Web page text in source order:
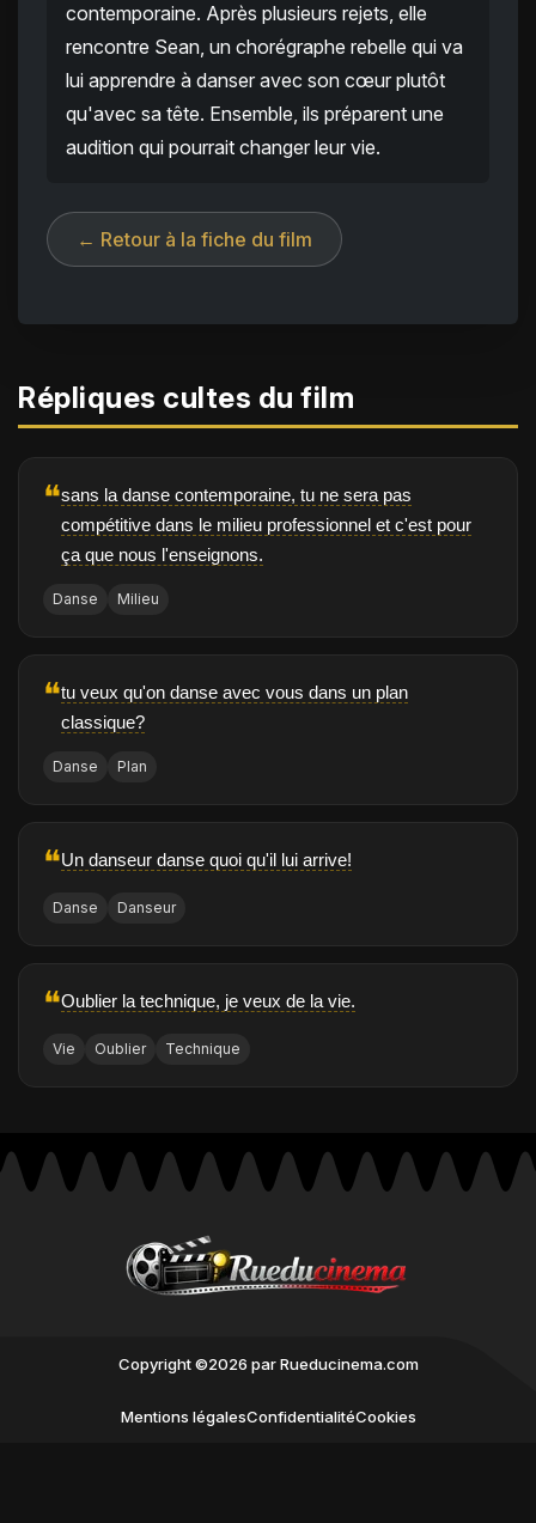
contemporaine. Après plusieurs rejets, elle
rencontre Sean, un chorégraphe rebelle qui va
lui apprendre à danser avec son cœur plutôt
qu'avec sa tête. Ensemble, ils préparent une
audition qui pourrait changer leur vie.
← Retour à la fiche du film
Répliques cultes du film
❝sans la danse contemporaine, tu ne sera pas
compétitive dans le milieu professionnel et c'est pour
ça que nous l'enseignons.
Danse Milieu
❝tu veux qu'on danse avec vous dans un plan
classique?
Danse Plan
❝Un danseur danse quoi qu'il lui arrive!
Danse Danseur
❝Oublier la technique, je veux de la vie.
Vie Oublier Technique
Copyright ©2026 par Rueducinema.com
Mentions légalesConfidentialitéCookies